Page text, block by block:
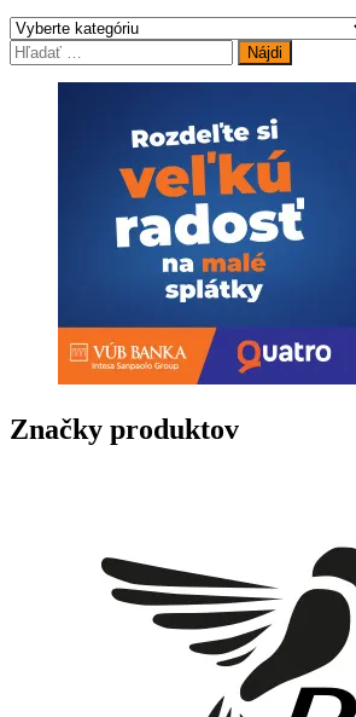
Hľadať:
Značky produktov